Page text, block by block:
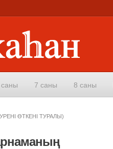
саны 7 саны 8 саны
ӨТКЕНІ ТУРАЛЫ)